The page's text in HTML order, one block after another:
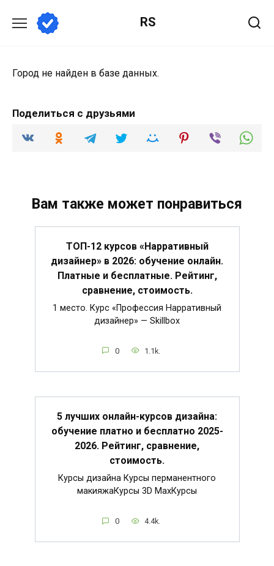
содержанию
RS
Город не найден в базе данных.
Поделиться с друзьями
Вам также может понравиться
ТОП-12 курсов «Нарративный
дизайнер» в 2026: обучение онлайн.
Платные и бесплатные. Рейтинг,
сравнение, стоимость.
1 место. Курс «Профессия Нарративный
дизайнер» — Skillbox
0 1.1k.
5 лучших онлайн-курсов дизайна:
обучение платно и бесплатно 2025-
2026. Рейтинг, сравнение,
стоимость.
Курсы дизайна Курсы перманентного
макияжаКурсы 3D MaxКурсы
0 4.4k.